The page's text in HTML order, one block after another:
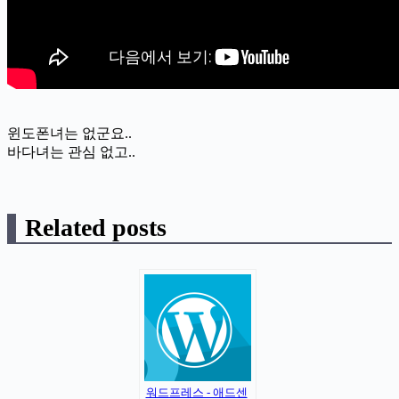
윈도폰녀는 없군요..
바다녀는 관심 없고..
Related posts
워드프레스 - 애드센